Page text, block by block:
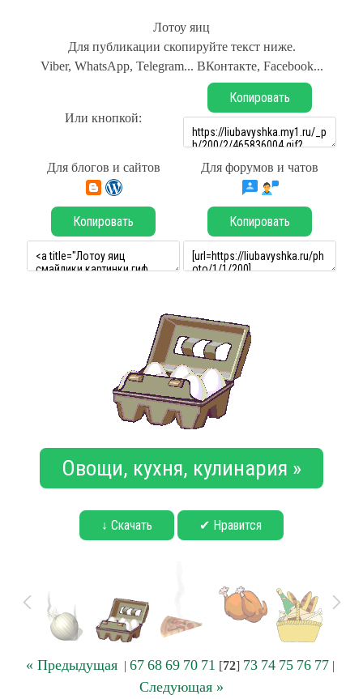
Лотоу яиц
Для публикации скопируйте текст ниже.
Viber, WhatsApp, Telegram... ВКонтакте, Facebook...
Или кнопкой:
Копировать
Для блогов и сайтов Для форумов и чатов
Копировать Копировать
Овощи, кухня, кулинария »
↓ Скачать ✔ Нравится
« Предыдущая| 67 68 69 70 71 [72] 73 74 75 76 77|
Следующая »